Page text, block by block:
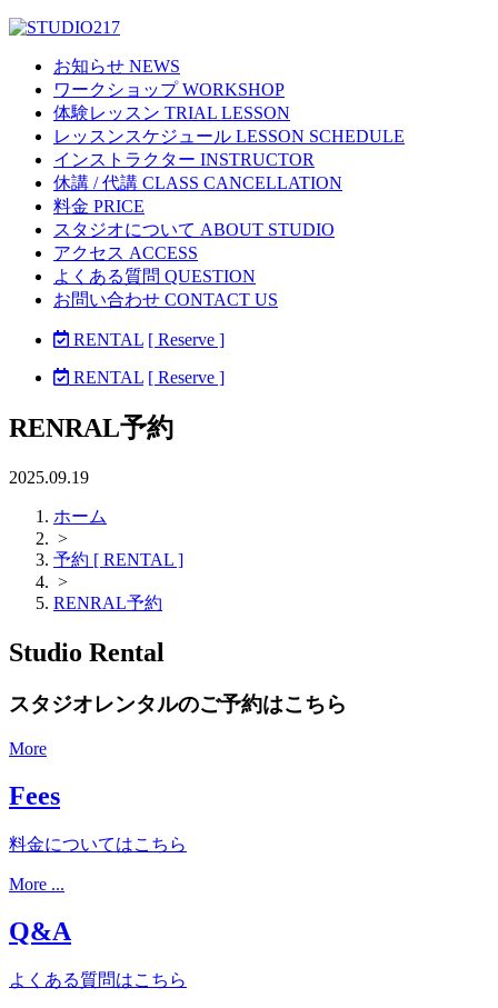
お知らせ NEWS
ワークショップ WORKSHOP
体験レッスン TRIAL LESSON
レッスンスケジュール LESSON SCHEDULE
インストラクター INSTRUCTOR
休講 / 代講 CLASS CANCELLATION
料金 PRICE
スタジオについて ABOUT STUDIO
アクセス ACCESS
よくある質問 QUESTION
お問い合わせ CONTACT US
RENTAL [ Reserve ]
RENTAL [ Reserve ]
RENRAL予約
2025.09.19
ホーム
>
予約 [ RENTAL ]
>
RENRAL予約
Studio Rental
スタジオレンタルのご予約はこちら
More
Fees
料金についてはこちら
More ...
Q&A
よくある質問はこちら